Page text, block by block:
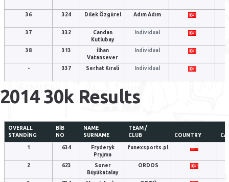
36 324 Dilek Özgürel Adım Adım
37 332
Candan
Kutlubay
Individual
38 313
İlhan
Vatansever
Individual
- 337 Serhat Kırali Individual
2014 30k Results
OVERALL
STANDING
BIB
NO
NAME
SURNAME
TEAM /
CLUB
COUNTRY
1 634
Fryderyk
Pryjma
funexsports.pl
2 623
Soner
Büyükatalay
ORDOS